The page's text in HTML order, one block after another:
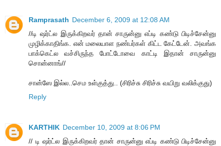
Ramprasath December 6, 2009 at 12:08 AM
//டி ஷர்ட்ல இருக்கிறவர் தான் சாருன்னு எப்டி கண்டு பிடிச்சேன்னு
முழிக்காதிங்க. என் மலையாள நண்பர்கள் கிட்ட கேட்டேன். அவங்க
பாக்கெட்ல வச்சிருந்த போட்டோவை காட்டி இதான் சாருன்னு
சொன்னாங்//
சான்ஸே இல்ல..செம உள்குத்து.. (சிரிச்சு சிரிச்சு வயிறு வலிக்குது)
Reply
KARTHIK December 10, 2009 at 8:06 PM
// டி ஷர்ட்ல இருக்கிறவர் தான் சாருன்னு எப்டி கண்டு பிடிச்சேன்னு